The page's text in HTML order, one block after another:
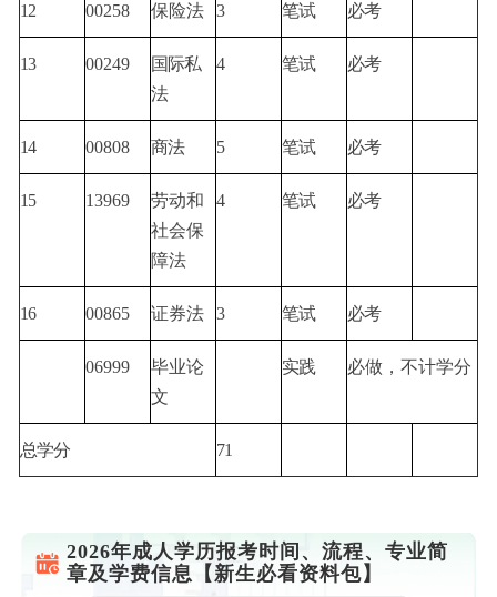
12 00258 保险法 3 笔试 必考
13 00249
国际私
法
4 笔试 必考
14 00808 商法 5 笔试 必考
15 13969
劳动和
社会保
障法
4 笔试 必考
16 00865 证券法 3 笔试 必考
06999
毕业论
文
实践 必做，不计学分
总学分 71
2026年成人学历报考时间、流程、专业简
章及学费信息【新生必看资料包】